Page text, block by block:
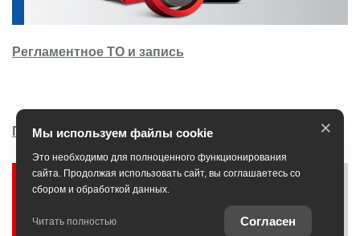
Регламентное ТО и запись
Программа Trade-in
Мы используем файлы cookie
Это необходимо для полноценного функционирования
сайта. Продолжая использовать сайт, вы соглашаетесь со
сбором и обработкой данных.
Читать полностью Согласен
×